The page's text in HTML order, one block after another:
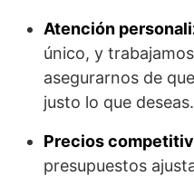
Atención
único, y
asegurarnos de
justo lo que deseas.
Precios
presupuestos